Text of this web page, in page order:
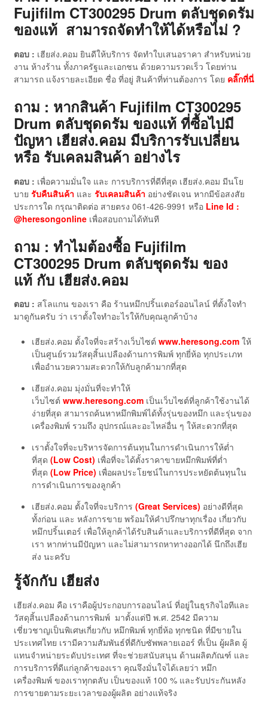
Fujifilm CT300295 Drum ตลับชุดดรัม
ของแท้ สามารถจัดทำให้ได้หรือไม่ ?
ตอบ : เฮียส่ง.คอม ยินดีให้บริการ จัดทำใบเสนอราคา สำหรับหน่วย
งาน ห้างร้าน ทั้งภาครัฐและเอกชน ด้วยความรวดเร็ว โดยท่าน
สามารถ แจ้งรายละเอียด ชื่อ ที่อยู่ สินค้าที่ท่านต้องการ โดย คลิ๊กที่นี่
ถาม : หากสินค้า Fujifilm CT300295
Drum ตลับชุดดรัม ของแท้ ที่ซื้อไปมี
ปัญหา เฮียส่ง.คอม มีบริการรับเปลี่ยน
หรือ รับเคลมสินค้า อย่างไร
ตอบ : เพื่อความมั่นใจ และ การบริการที่ดีที่สุด เฮียส่ง.คอม มีนโย
บาย รับคืนสินค้า และ รับเคลมสินค้า อย่างชัดเจน หากมีข้อสงสัย
ประการใด กรุณาติดต่อ สายตรง 061-426-9991 หรือ Line Id :
@heresongonlineเพื่อสอบถามได้ทันที
ถาม : ทำไมต้องซื้อ Fujifilm
CT300295 Drum ตลับชุดดรัม ของ
แท้ กับ เฮียส่ง.คอม
ตอบ : สโลแกน ของเรา คือ ร้านหมึกปริ้นเตอร์ออนไลน์ ที่ตั้งใจทำ
มาดูกันครับ ว่า เราตั้งใจทำอะไรให้กับคุณลูกค้าบ้าง
เฮียส่ง.คอม ตั้งใจที่จะสร้างเว็บไซต์ www.heresong.comให้
เป็นศูนย์รวมวัสดุสิ้นเปลืองด้านการพิมพ์ ทุกยี่ห้อ ทุกประเภท
เพื่ออำนวยความสะดวกให้กับลูกค้ามากที่สุด
เฮียส่ง.คอม มุ่งมั่นที่จะทำให้
เว็บไซต์ www.heresong.comเป็นเว็บไซต์ที่ลูกค้าใช้งานได้
ง่ายที่สุด สามารถค้นหาหมึกพิมพ์ได้ทั้งรุ่นของหมึก และรุ่นของ
เครื่องพิมพ์ รวมถึง อุปกรณ์และอะไหล่อื่น ๆ ให้สะดวกที่สุด
เราตั้งใจที่จะบริหารจัดการต้นทุนในการดำเนินการให้ต่ำ
ที่สุด (Low Cost) เพื่อที่จะได้ตั้งราคาขายหมึกพิมพ์ที่ต่ำ
ที่สุด (Low Price) เพื่อผลประโยชน์ในการประหยัดต้นทุนใน
การดำเนินการของลูกค้า
เฮียส่ง.คอม ตั้งใจที่จะบริการ (Great Services) อย่างดีที่สุด
ทั้งก่อน และ หลังการขาย พร้อมให้คำปรึกษาทุกเรื่อง เกี่ยวกับ
หมึกปริ้นเตอร์ เพื่อให้ลูกค้าได้รับสินค้าและบริการที่ดีที่สุด จาก
เรา หากท่านมีปัญหา และไม่สามารถหาทางออกได้ นึกถึงเฮีย
ส่ง นะครับ
รู้จักกับ เฮียส่ง
เฮียส่ง.คอม คือ เราคือผู้ประกอบการออนไลน์ ที่อยู่ในธุรกิจไอทีและ
วัสดุสิ้นเปลืองด้านการพิมพ์ มาตั้งแต่ปี พ.ศ. 2542 มีความ
เชี่ยวชาญเป็นพิเศษเกี่ยวกับ หมึกพิมพ์ ทุกยี่ห้อ ทุกชนิด ที่มีขายใน
ประเทศไทย เรามีความสัมพันธ์ที่ดีกับซัพพลายเออร์ ที่เป็น ผู้ผลิต ผู้
แทนจำหน่ายระดับประเทศ ที่จะช่วยสนับสนุน ด้านผลิตภัณฑ์ และ
การบริการที่ดีแก่ลูกค้าของเรา คุณจึงมั่นใจได้เลยว่า หมึก
เครื่องพิมพ์ ของเราทุกตลับ เป็นของแท้ 100 % และรับประกันหลัง
การขายตามระยะเวลาของผู้ผลิต อย่างแท้จริง